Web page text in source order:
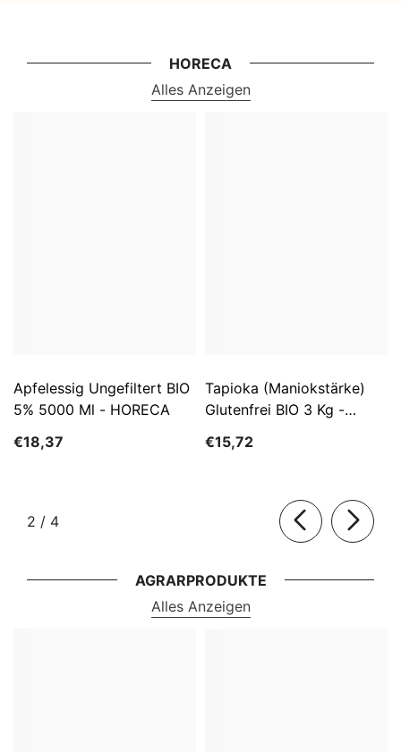
HORECA
Alles Anzeigen
Apfelessig Ungefiltert BIO
5% 5000 Ml - HORECA
€18,37
Tapioka (Maniokstärke)
Glutenfrei BIO 3 Kg -
€15,72
2 / von
4
AGRARPRODUKTE
Alles Anzeigen